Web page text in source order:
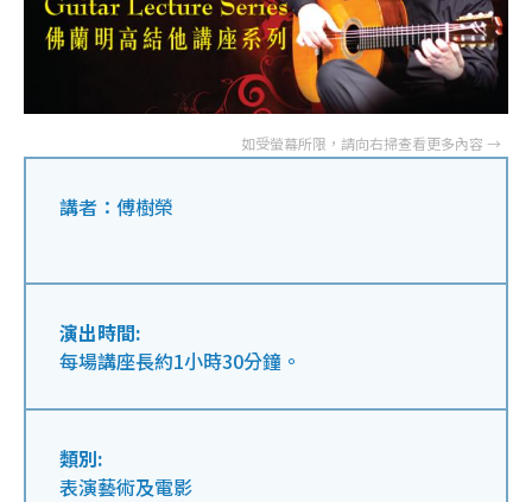
講者：傅樹榮
演出時間:
每場講座長約1小時30分鐘。
類別:
表演藝術及電影